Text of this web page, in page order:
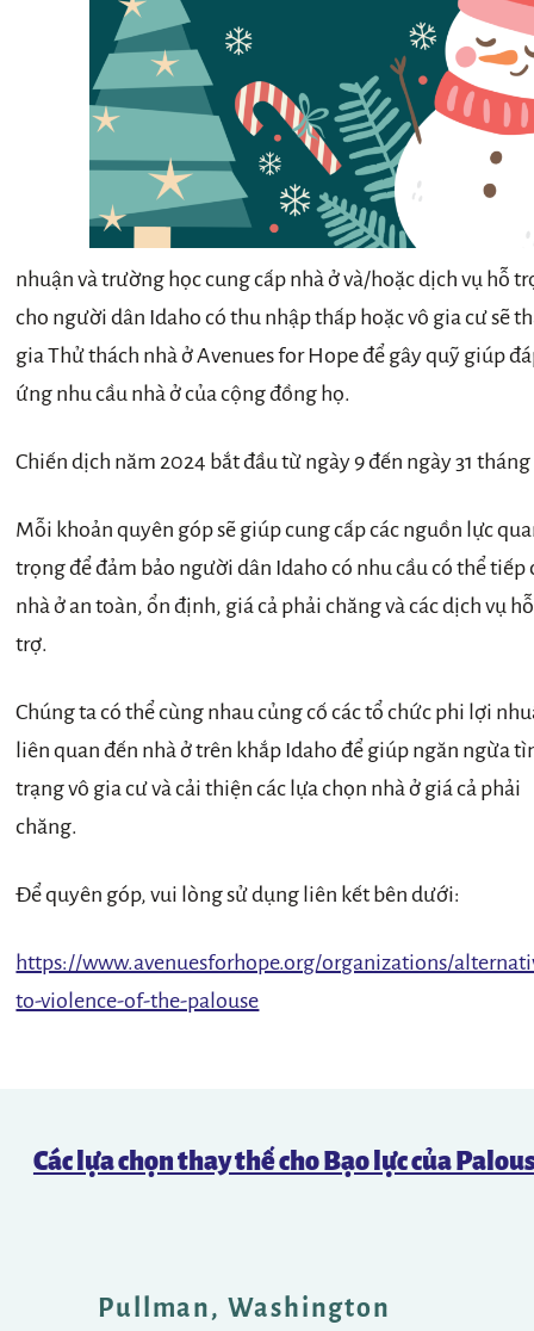
nhuận và trường học cung cấp nhà ở và/hoặc dịch vụ hỗ
cho người dân Idaho có thu nhập thấp hoặc vô gia cư sẽ
gia Thử thách nhà ở Avenues for Hope để gây quỹ giúp
ứng nhu cầu nhà ở của cộng đồng họ.
Chiến dịch năm 2024 bắt đầu từ ngày 9 đến ngày 31 tháng
Mỗi khoản quyên góp sẽ giúp cung cấp các nguồn lực
trọng để đảm bảo người dân Idaho có nhu cầu có thể tiếp
nhà ở an toàn, ổn định, giá cả phải chăng và các dịch vụ hỗ
trợ.
Chúng ta có thể cùng nhau củng cố các tổ chức phi lợi
liên quan đến nhà ở trên khắp Idaho để giúp ngăn ngừa
trạng vô gia cư và cải thiện các lựa chọn nhà ở giá cả phải
chăng.
Để quyên góp, vui lòng sử dụng liên kết bên dưới:
https://www.avenuesforhope.org/organizations/
to-violence-of-the-palouse
Các lựa chọn thay thế cho Bạo lực của
Pullman, Washington